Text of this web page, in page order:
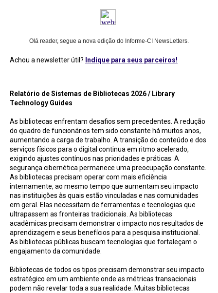
Olá reader, segue a nova edição do Informe-CI NewsLetters.
Achou a newsletter útil? Indique para seus parceiros!
Relatório de Sistemas de Bibliotecas 2026 / Library
Technology Guides
As bibliotecas enfrentam desafios sem precedentes. A redução
do quadro de funcionários tem sido constante há muitos anos,
aumentando a carga de trabalho. A transição do conteúdo e dos
serviços físicos para o digital continua em ritmo acelerado,
exigindo ajustes contínuos nas prioridades e práticas. A
segurança cibernética permanece uma preocupação constante.
As bibliotecas precisam operar com mais eficiência
internamente, ao mesmo tempo que aumentam seu impacto
nas instituições às quais estão vinculadas e nas comunidades
em geral. Elas necessitam de ferramentas e tecnologias que
ultrapassem as fronteiras tradicionais. As bibliotecas
acadêmicas precisam demonstrar o impacto nos resultados de
aprendizagem e seus benefícios para a pesquisa institucional.
As bibliotecas públicas buscam tecnologias que fortaleçam o
engajamento da comunidade.
Bibliotecas de todos os tipos precisam demonstrar seu impacto
estratégico em um ambiente onde as métricas transacionais
podem não revelar toda a sua realidade. Muitas bibliotecas